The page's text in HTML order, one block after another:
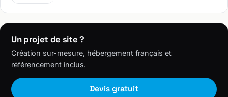
Un projet de site ?
Création sur-mesure, hébergement français et
référencement inclus.
Devis gratuit